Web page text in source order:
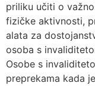
priliku učiti o
fizičke aktivnosti,
alata za
osoba s
Osobe s
preprekama kada